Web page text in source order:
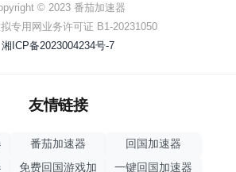
© 2023 番茄加速器
专用网业务许可证 B1-20231050
湘ICP备2023004234号-7
友情链接
番茄加速器
回国加速器
免费回国游戏加 一键回国加速器